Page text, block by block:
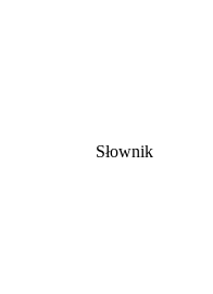
Słownik